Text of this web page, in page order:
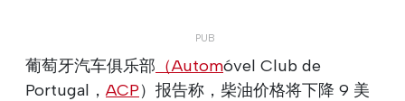
葡萄牙汽车俱乐部 （Automóvel Club de
Portugal，ACP）报告称，柴油价格将下降 9 美